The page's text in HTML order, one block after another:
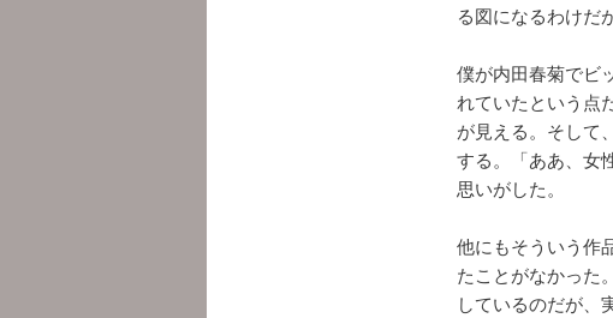
る図になるわけだ
僕が内田春菊でビ
れていたという点
が見える。そして
する。「ああ、女
思いがした。
他にもそういう作
たことがなかった
しているのだが、